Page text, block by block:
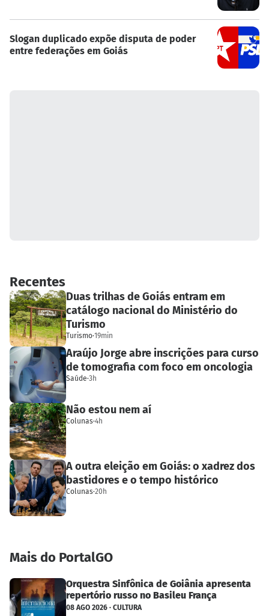
Slogan duplicado expõe disputa de poder
entre federações em Goiás
Recentes
Duas trilhas de Goiás entram em
catálogo nacional do Ministério do
Turismo
Turismo·19min
Araújo Jorge abre inscrições para curso
de tomografia com foco em oncologia
Saúde·3h
Não estou nem aí
Colunas·4h
A outra eleição em Goiás: o xadrez dos
bastidores e o tempo histórico
Colunas·20h
Mais do PortalGO
Orquestra Sinfônica de Goiânia apresenta
repertório russo no Basileu França
08 AGO 2026 · CULTURA